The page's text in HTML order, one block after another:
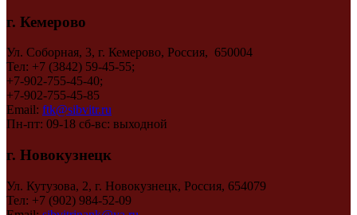
г. Кемерово
Ул. Соборная, 3, г. Кемерово, Россия, 650004
Тел: +7 (3842) 59-45-55;
+7-902-755-45-40;
+7-902-755-45-85
Email: ftk@sibvitr.ru
Пн-пт: 09-18 сб-вс: выходной
г. Новокузнецк
Ул. Кутузова, 2, г. Новокузнецк, Россия, 654079
Тел: +7 (902) 984-52-09